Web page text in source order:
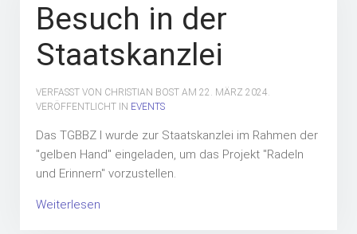
Besuch in der
Staatskanzlei
VERFASST VON CHRISTIAN BOST AM 22. MÄRZ 2024.
VERÖFFENTLICHT IN EVENTS
Das TGBBZ I wurde zur Staatskanzlei im Rahmen der
"gelben Hand" eingeladen, um das Projekt "Radeln
und Erinnern" vorzustellen.
Weiterlesen